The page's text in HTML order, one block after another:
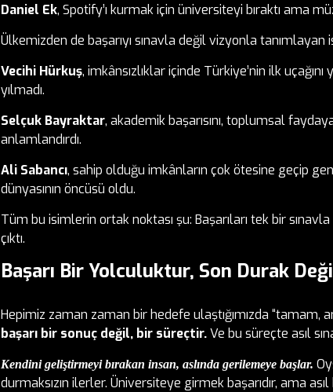
Daniel Ek, Spotify’ı kurmak için üniversiteyi bıraktı ama
Ülkemizden de başarıyı sınavla değil vizyonla tanımlayan
Vecihi Hürkuş, imkânsızlıklar içinde Türkiye’nin ilk
yılmadı.
Selçuk Bayraktar, akademik başarısını, toplumsal
anlamlandırdı.
Ali Sabancı, sahip olduğu imkânların çok ötesine geçip
dünyasının öncüsü oldu.
Tüm bu isimlerin ortak noktası şu: Başarıları tek bir sınavla
çıktı.
Başarı Bir Yolculuktur, Son Durak
Hepimiz zaman zaman bir hedefe ulaştığımızda “tamam,
başarı bir sonuç değil, bir süreçtir.Ve bu süreçte asıl
Kendini geliştirmeyi bırakan insan, aslında gerilemeye başlar.
durmaksızın ilerler. Üniversiteye girmek başarıdır, ama asıl